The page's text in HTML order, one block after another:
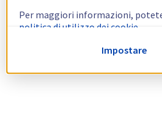
Per maggiori informazioni,
politica di utilizzo dei cookie.
Impostare